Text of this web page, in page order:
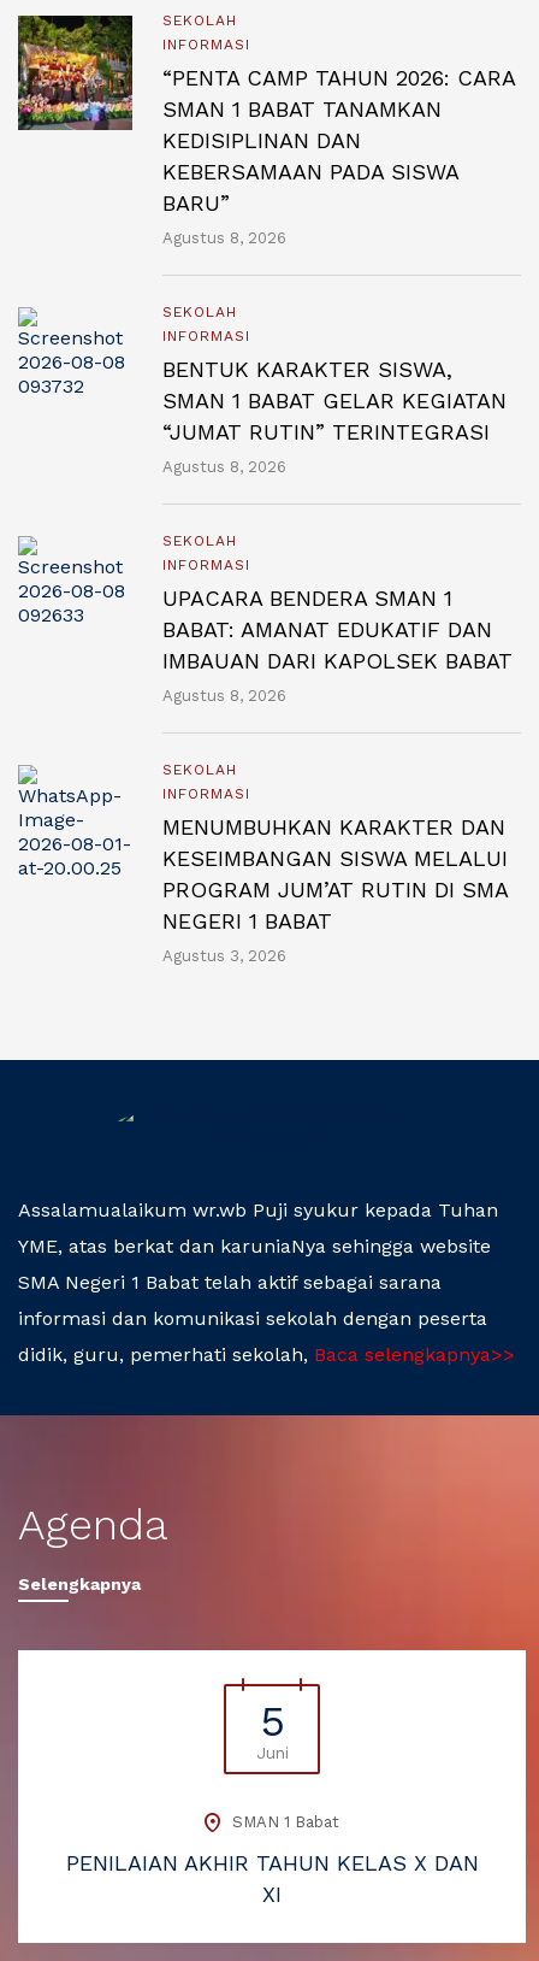
SEKOLAH
INFORMASI
“PENTA CAMP TAHUN 2026: CARA
SMAN 1 BABAT TANAMKAN
KEDISIPLINAN DAN
KEBERSAMAAN PADA SISWA
BARU”
Agustus 8, 2026
SEKOLAH
INFORMASI
BENTUK KARAKTER SISWA,
SMAN 1 BABAT GELAR KEGIATAN
“JUMAT RUTIN” TERINTEGRASI
Agustus 8, 2026
SEKOLAH
INFORMASI
UPACARA BENDERA SMAN 1
BABAT: AMANAT EDUKATIF DAN
IMBAUAN DARI KAPOLSEK BABAT
Agustus 8, 2026
SEKOLAH
INFORMASI
MENUMBUHKAN KARAKTER DAN
KESEIMBANGAN SISWA MELALUI
PROGRAM JUM’AT RUTIN DI SMA
NEGERI 1 BABAT
Agustus 3, 2026
Assalamualaikum wr.wb Puji syukur kepada Tuhan
YME, atas berkat dan karuniaNya sehingga website
SMA Negeri 1 Babat telah aktif sebagai sarana
informasi dan komunikasi sekolah dengan peserta
didik, guru, pemerhati sekolah, Baca selengkapnya>>
Agenda
Selengkapnya
5
Juni
SMAN 1 Babat
PENILAIAN AKHIR TAHUN KELAS X DAN
XI